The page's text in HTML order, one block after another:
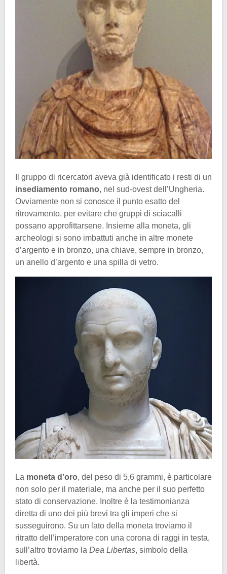
Il gruppo di ricercatori aveva già identificato i resti di un
insediamento romano, nel sud-ovest dell’Ungheria.
Ovviamente non si conosce il punto esatto del
ritrovamento, per evitare che gruppi di sciacalli
possano approfittarsene. Insieme alla moneta, gli
archeologi si sono imbattuti anche in altre monete
d’argento e in bronzo, una chiave, sempre in bronzo,
un anello d’argento e una spilla di vetro.
La moneta d’oro, del peso di 5,6 grammi, è particolare
non solo per il materiale, ma anche per il suo perfetto
stato di conservazione. Inoltre è la testimonianza
diretta di uno dei più brevi tra gli imperi che si
susseguirono. Su un lato della moneta troviamo il
ritratto dell’imperatore con una corona di raggi in testa,
sull’altro troviamo la Dea Libertas, simbolo della
libertà.